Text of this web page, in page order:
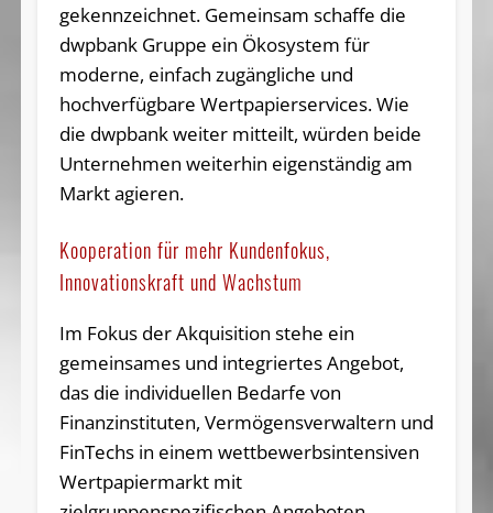
gekennzeichnet. Gemeinsam schaffe die
dwpbank Gruppe ein Ökosystem für
moderne, einfach zugängliche und
hochverfügbare Wertpapierservices. Wie
die dwpbank weiter mitteilt, würden beide
Unternehmen weiterhin eigenständig am
Markt agieren.
Kooperation für mehr Kundenfokus,
Innovationskraft und Wachstum
Im Fokus der Akquisition stehe ein
gemeinsames und integriertes Angebot,
das die individuellen Bedarfe von
Finanzinstituten, Vermögensverwaltern und
FinTechs in einem wettbewerbsintensiven
Wertpapiermarkt mit